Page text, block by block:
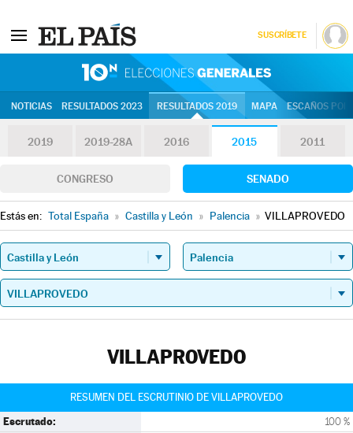
SUSCRÍBETE
NOTICIAS RESULTADOS 2023 RESULTADOS 2019 MAPA ESCAÑOS
2019 2019-28A 2016 2015 2011
CONGRESO SENADO
Estás en: Total España » Castilla y León » Palencia » VILLAPROVEDO
VILLAPROVEDO
RESUMEN DEL ESCRUTINIO DE VILLAPROVEDO
Escrutado: 100 %